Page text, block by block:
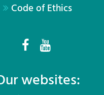
Code of Ethics
websites: